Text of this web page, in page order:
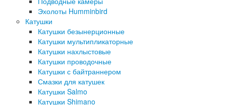
Эхолоты Humminbird
Катушки
Катушки безынерционные
Катушки мультипликаторные
Катушки нахлыстовые
Катушки проводочные
Катушки с байтраннером
Смазки для катушек
Катушки Salmo
Катушки Shimano